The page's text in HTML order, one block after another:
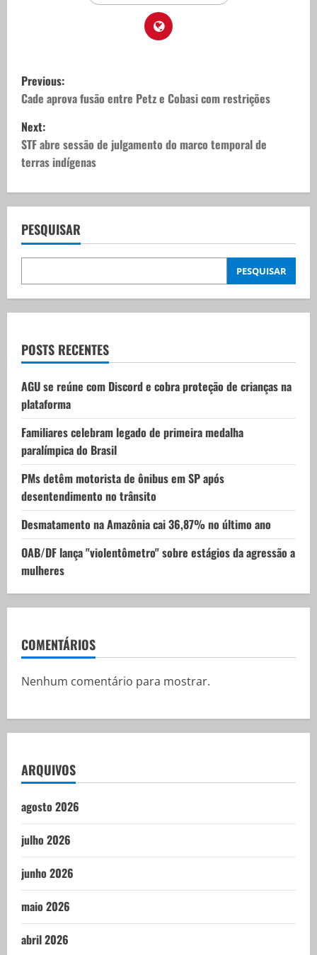
P
o
s
t
n
a
v
i
g
a
t
i
o
n
Previous:
Cade aprova fusão entre Petz e Cobasi com restrições
Next:
STF abre sessão de julgamento do marco temporal de
terras indígenas
PESQUISAR
PESQUISAR
POSTS RECENTES
AGU se reúne com Discord e cobra proteção de crianças na
plataforma
Familiares celebram legado de primeira medalha
paralímpica do Brasil
PMs detêm motorista de ônibus em SP após
desentendimento no trânsito
Desmatamento na Amazônia cai 36,87% no último ano
OAB/DF lança "violentômetro" sobre estágios da agressão a
mulheres
COMENTÁRIOS
Nenhum comentário para mostrar.
ARQUIVOS
agosto 2026
julho 2026
junho 2026
maio 2026
abril 2026